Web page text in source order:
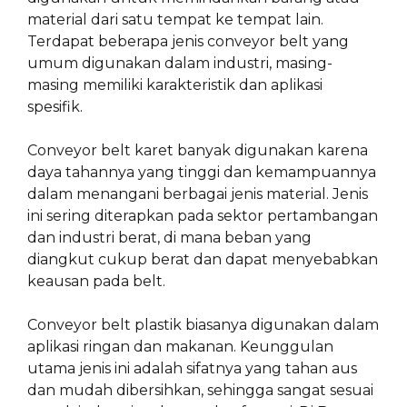
material dari satu tempat ke tempat lain.
Terdapat beberapa jenis conveyor belt yang
umum digunakan dalam industri, masing-
masing memiliki karakteristik dan aplikasi
spesifik.
Conveyor belt karet banyak digunakan karena
daya tahannya yang tinggi dan kemampuannya
dalam menangani berbagai jenis material. Jenis
ini sering diterapkan pada sektor pertambangan
dan industri berat, di mana beban yang
diangkut cukup berat dan dapat menyebabkan
keausan pada belt.
Conveyor belt plastik biasanya digunakan dalam
aplikasi ringan dan makanan. Keunggulan
utama jenis ini adalah sifatnya yang tahan aus
dan mudah dibersihkan, sehingga sangat sesuai